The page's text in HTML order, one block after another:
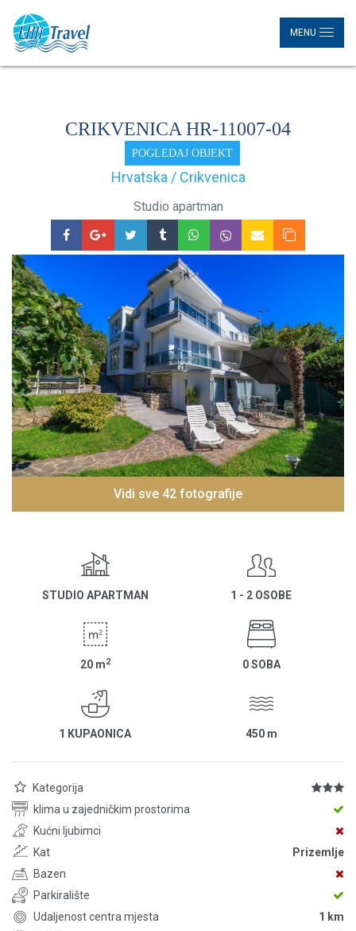
MENU
CRIKVENICA HR-11007-04
POGLEDAJ OBJEKT
Hrvatska / Crikvenica
Studio apartman
Vidi sve 42 fotografije
STUDIO APARTMAN 1 - 2 OSOBE
20 m2 0 SOBA
1 KUPAONICA 450 m
Kategorija
klima u zajedničkim prostorima
Kućni ljubimci
Kat
Prizemlje
Bazen
Parkiralište
Udaljenost centra mjesta
1 km